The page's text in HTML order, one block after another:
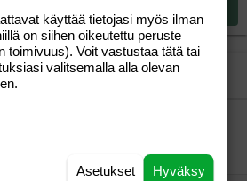
New Roman
MS
Vauvat ja taaperot
käyttää tietojasi myös ilman
on siihen oikeutettu peruste
toimivuus). Voit vastustaa tätä tai
valitsemalla alla olevan
Hyväksy
Asetukset